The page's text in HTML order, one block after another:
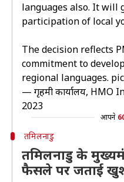
languages also. It will
participation of local
The decision reflects
commitment to
regional languages.
— गृहमंत्री कार्यालय,
2023
आपने
तमिलनाडु
तमिलनाडु के
फैसले पर जताई